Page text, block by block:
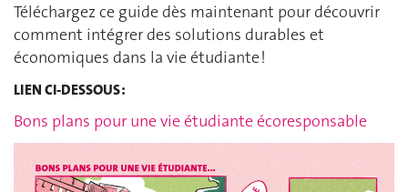
Téléchargez ce guide dès maintenant pour découvrir
comment intégrer des solutions durables et
économiques dans la vie étudiante !
LIEN CI-DESSOUS :
Bons plans pour une vie étudiante écoresponsable